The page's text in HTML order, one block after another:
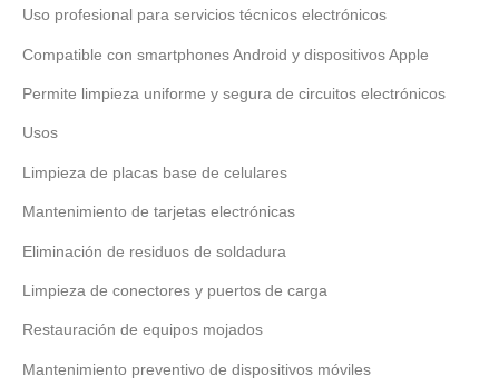
Uso profesional para servicios técnicos electrónicos
Compatible con smartphones Android y dispositivos Apple
Permite limpieza uniforme y segura de circuitos electrónicos
Usos
Limpieza de placas base de celulares
Mantenimiento de tarjetas electrónicas
Eliminación de residuos de soldadura
Limpieza de conectores y puertos de carga
Restauración de equipos mojados
Mantenimiento preventivo de dispositivos móviles